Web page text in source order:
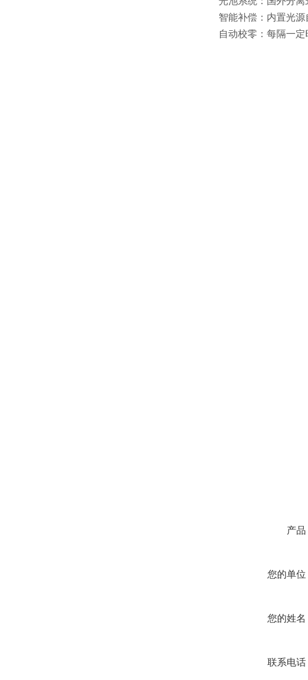
智能补偿：内置光
自动校零：每隔一
产品
您的单位
您的姓名
联系电话